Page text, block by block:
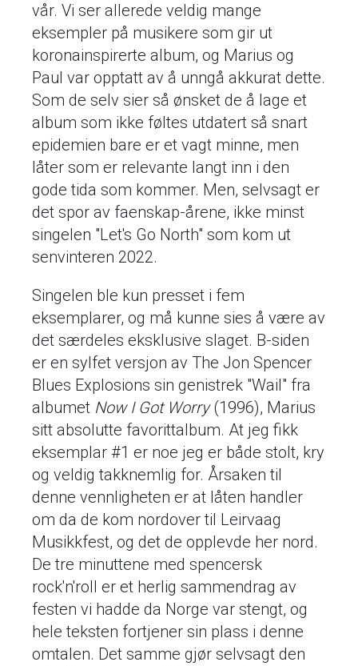
vår. Vi ser allerede veldig mange
eksempler på musikere som gir ut
koronainspirerte album, og Marius og
Paul var opptatt av å unngå akkurat dette.
Som de selv sier så ønsket de å lage et
album som ikke føltes utdatert så snart
epidemien bare er et vagt minne, men
låter som er relevante langt inn i den
gode tida som kommer. Men, selvsagt er
det spor av faenskap-årene, ikke minst
singelen "Let's Go North" som kom ut
senvinteren 2022.
Singelen ble kun presset i fem
eksemplarer, og må kunne sies å være av
det særdeles eksklusive slaget. B-siden
er en sylfet versjon av The Jon Spencer
Blues Explosions sin genistrek "Wail" fra
albumet Now I Got Worry(1996), Marius
sitt absolutte favorittalbum. At jeg fikk
eksemplar #1 er noe jeg er både stolt, kry
og veldig takknemlig for. Årsaken til
denne vennligheten er at låten handler
om da de kom nordover til Leirvaag
Musikkfest, og det de opplevde her nord.
De tre minuttene med spencersk
rock'n'roll er et herlig sammendrag av
festen vi hadde da Norge var stengt, og
hele teksten fortjener sin plass i denne
omtalen. Det samme gjør selvsagt den